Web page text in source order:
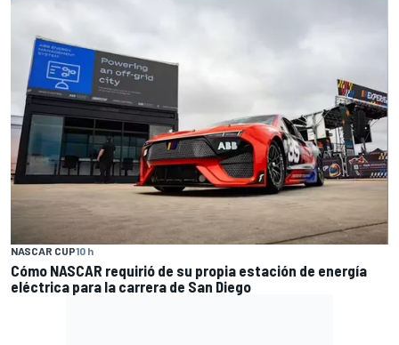
NASCAR CUP10 h
Cómo NASCAR requirió de su propia estación de energía
eléctrica para la carrera de San Diego